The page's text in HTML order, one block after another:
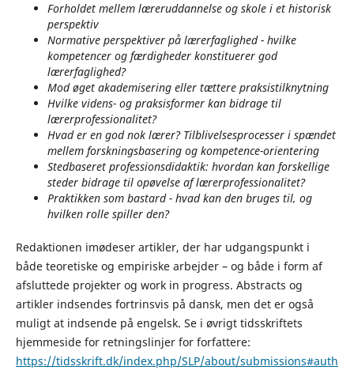
Forholdet mellem læreruddannelse og skole i et historisk
perspektiv
Normative perspektiver på lærerfaglighed - hvilke
kompetencer og færdigheder konstituerer god
lærerfaglighed?
Mod øget akademisering eller tættere praksistilknytning
Hvilke videns- og praksisformer kan bidrage til
lærerprofessionalitet?
Hvad er en god nok lærer? Tilblivelsesprocesser i spændet
mellem forskningsbasering og kompetence-orientering
Stedbaseret professionsdidaktik: hvordan kan forskellige
steder bidrage til opøvelse af lærerprofessionalitet?
Praktikken som bastard - hvad kan den bruges til, og
hvilken rolle spiller den?
Redaktionen imødeser artikler, der har udgangspunkt i
både teoretiske og empiriske arbejder – og både i form af
afsluttede projekter og work in progress. Abstracts og
artikler indsendes fortrinsvis på dansk, men det er også
muligt at indsende på engelsk. Se i øvrigt tidsskriftets
hjemmeside for retningslinjer for forfattere:
https://tidsskrift.dk/index.php/SLP/about/submissions#auth